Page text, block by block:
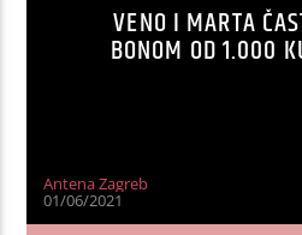
VENO I MARTA
BONOM OD 1.000
Antena Zagreb
01/06/2021